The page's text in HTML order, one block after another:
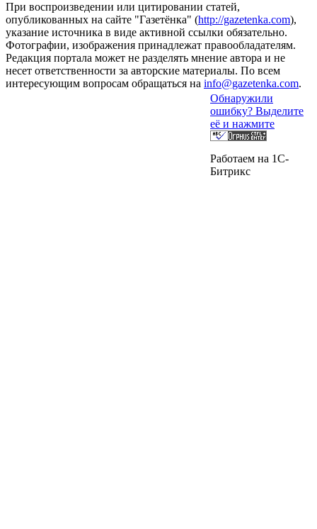
При воспроизведении или цитировании статей,
опубликованных на сайте "Газетёнка" (http://gazetenka.com),
указание источника в виде активной ссылки обязательно.
Фотографии, изображения принадлежат правообладателям.
Редакция портала может не разделять мнение автора и не
несет ответственности за авторские материалы. По всем
интересующим вопросам обращаться на info@gazetenka.com.
Обнаружили
ошибку? Выделите
её и нажмите
Работаем на 1C-
Битрикс